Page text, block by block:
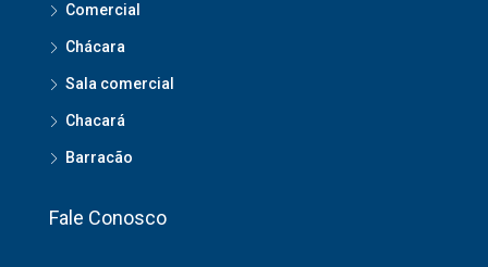
Comercial
Chácara
Sala comercial
Chacará
Barracão
Fale Conosco